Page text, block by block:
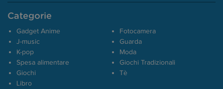
Categorie
Gadget Anime
J-music
K-pop
Spesa alimentare
Giochi
Libro
Fotocamera
Guarda
Moda
Giochi Tradizionali
Tè